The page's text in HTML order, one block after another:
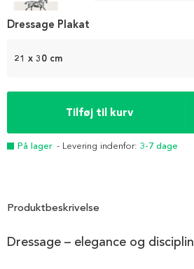
1
21 x 30 cm
Tilføj til kurv
På lager - Levering indenfor: 3-7 dage
Dressage Plakat
Produktbeskrivelse
Dressage – elegance og disciplin